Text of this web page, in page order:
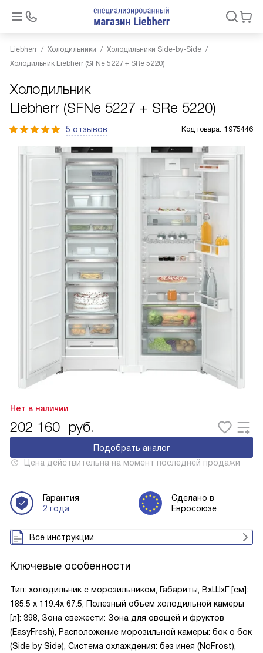
Liebherr Холодильники
Холодильники Side-by-Side
Холодильник Liebherr (SFNe 5227 + SRe 5220)
Холодильник
Liebherr (SFNe 5227 + SRe 5220)
5 отзывов Код товара: 1975446
Нет в наличии
202 160 руб.
Подобрать аналог
Цена действительна на момент последней продажи
Гарантия
2 года
Сделано в
Евросоюзе
Все инструкции
Ключевые особенности
Тип: холодильник с морозильником, Габариты, ВxШxГ [см]:
185.5 х 119.4х 67.5, Полезный объем холодильной камеры
[л]: 398, Зона свежести: Зона для овощей и фруктов
(EasyFresh), Расположение морозильной камеры: бок о бок
(Side by Side), Система охлаждения: без инея (NoFrost),